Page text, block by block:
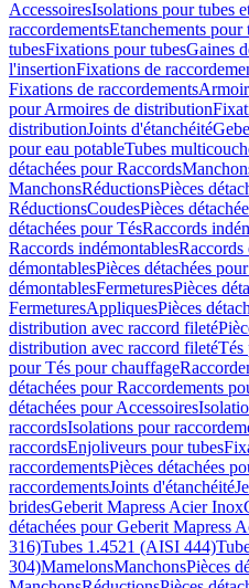
AccessoiresIsolations pour tubes
raccordementsEtanchements pour
tubesFixations pour tubesGaines
l'insertionFixations de
Fixations de raccordements
pour Armoires de distribution
distributionJoints d'étanchéité
pour eau potableTubes
détachées pour Raccords
ManchonsRéductionsPièces
RéductionsCoudesPièces
détachées pour TésRaccords
Raccords indémontablesRaccords
démontablesPièces détachées
démontablesFermeturesPièces
FermeturesAppliquesPièces
distribution avec raccord fileté
distribution avec raccord filetéTés
pour Tés pour chauffage
détachées pour Raccordements
détachées pour Accessoires
raccordsIsolations pour
raccordsEnjoliveurs pour tubes
raccordementsPièces détachées
raccordementsJoints d'étanchéité
bridesGeberit Mapress Acier Inox
détachées pour Geberit Mapress
316)Tubes 1.4521 (AISI 444)
304)MamelonsManchonsPièces